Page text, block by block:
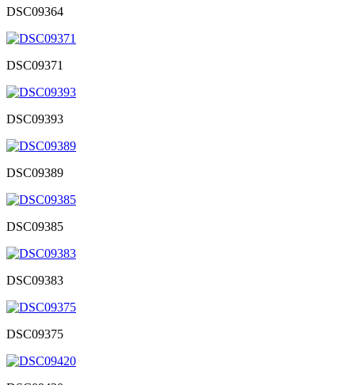
DSC09364
DSC09371
DSC09393
DSC09389
DSC09385
DSC09383
DSC09375